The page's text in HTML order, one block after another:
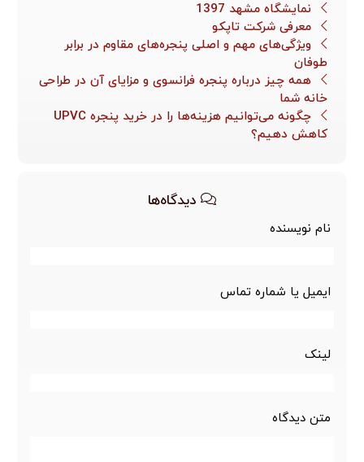
نمایشگاه مشهد 1397
معرفی شرکت تاپکو
ویژگی‌های مهم و اصلی پنجره‌های مقاوم در برابر
طوفان
همه چیز درباره پنجره فرانسوی و مزایای آن در طراحی
خانه شما
چگونه می‌توانیم هزینه‌ها را در خرید پنجره UPVC
کاهش دهیم؟
دیدگاه‌ها
نام نویسنده
ایمیل یا شماره تماس
لینک
متن دیدگاه